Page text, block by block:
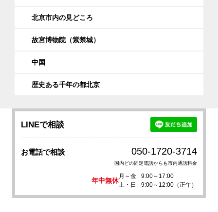
北京市内の見どころ
故宮博物院（紫禁城）
中国
歴史ある千年の都北京
LINEで相談
お電話で相談 050-1720-3714
国内どの固定電話からも市内通話料金
年中無休
月～金
9:00～17:00
土・日
9:00～12:00（正午）